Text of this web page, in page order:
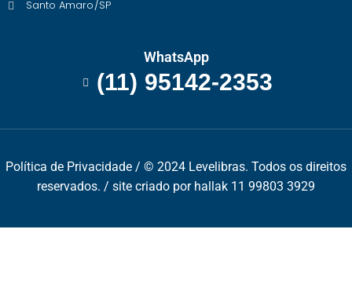
Santo Amaro/SP
WhatsApp
(11) 95142-2353
Política de Privacidade / © 2024 Levelibras. Todos os direitos
reservados. / site criado por hallak 11 99803 3929